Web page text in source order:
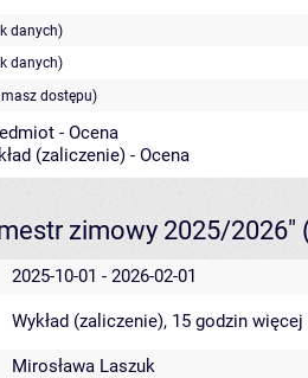
danych)
danych)
dostępu)
- Ocena
(zaliczenie) - Ocena
zimowy 2025/2026"
2025-10-01 - 2026-02-01
Wykład (zaliczenie), 15 godzin
Mirosława Laszuk